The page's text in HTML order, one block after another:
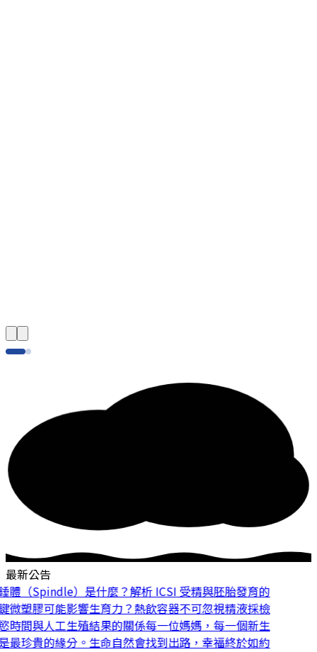
最新公告
（Spindle）是什麼？解析 ICSI 受精與胚胎發育的
微塑膠可能影響生育力？熱飲容器不可忽視精液採檢
間與人工生殖結果的關係每一位媽媽，每一個新生
珍貴的緣分。 生命自然會找到出路，幸福終於如約